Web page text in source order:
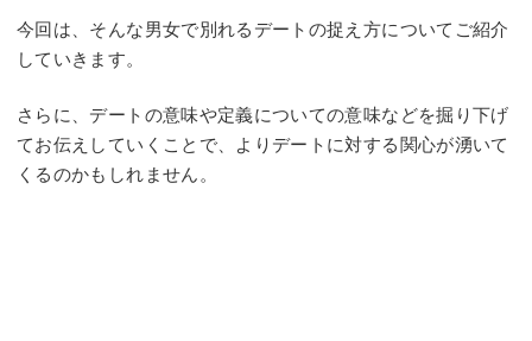
今回は、そんな男女で別れるデートの捉え方についてご紹介
していきます。
さらに、デートの意味や定義についての意味などを掘り下げ
てお伝えしていくことで、よりデートに対する関心が湧いて
くるのかもしれません。